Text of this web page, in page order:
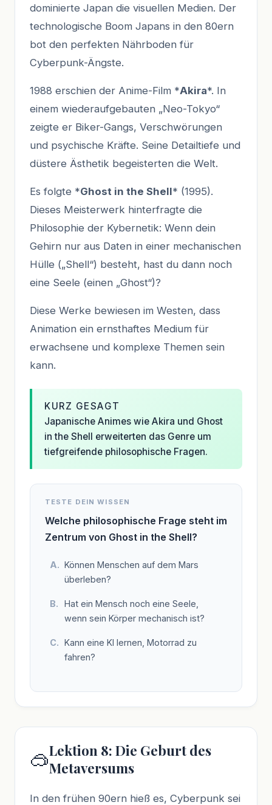
dominierte Japan die visuellen Medien. Der
technologische Boom Japans in den 80ern
bot den perfekten Nährboden für
Cyberpunk-Ängste.
1988 erschien der Anime-Film *Akira*. In
einem wiederaufgebauten „Neo-Tokyo“
zeigte er Biker-Gangs, Verschwörungen
und psychische Kräfte. Seine Detailtiefe und
düstere Ästhetik begeisterten die Welt.
Es folgte *Ghost in the Shell* (1995).
Dieses Meisterwerk hinterfragte die
Philosophie der Kybernetik: Wenn dein
Gehirn nur aus Daten in einer mechanischen
Hülle („Shell“) besteht, hast du dann noch
eine Seele (einen „Ghost“)?
Diese Werke bewiesen im Westen, dass
Animation ein ernsthaftes Medium für
erwachsene und komplexe Themen sein
kann.
KURZ GESAGT
Japanische Animes wie Akira und Ghost
in the Shell erweiterten das Genre um
tiefgreifende philosophische Fragen.
TESTE DEIN WISSEN
Welche philosophische Frage steht im
Zentrum von Ghost in the Shell?
Können Menschen auf dem Mars
überleben?
Hat ein Mensch noch eine Seele,
wenn sein Körper mechanisch ist?
Kann eine KI lernen, Motorrad zu
fahren?
🥽Lektion 8: Die Geburt des
Metaversums
In den frühen 90ern hieß es, Cyberpunk sei